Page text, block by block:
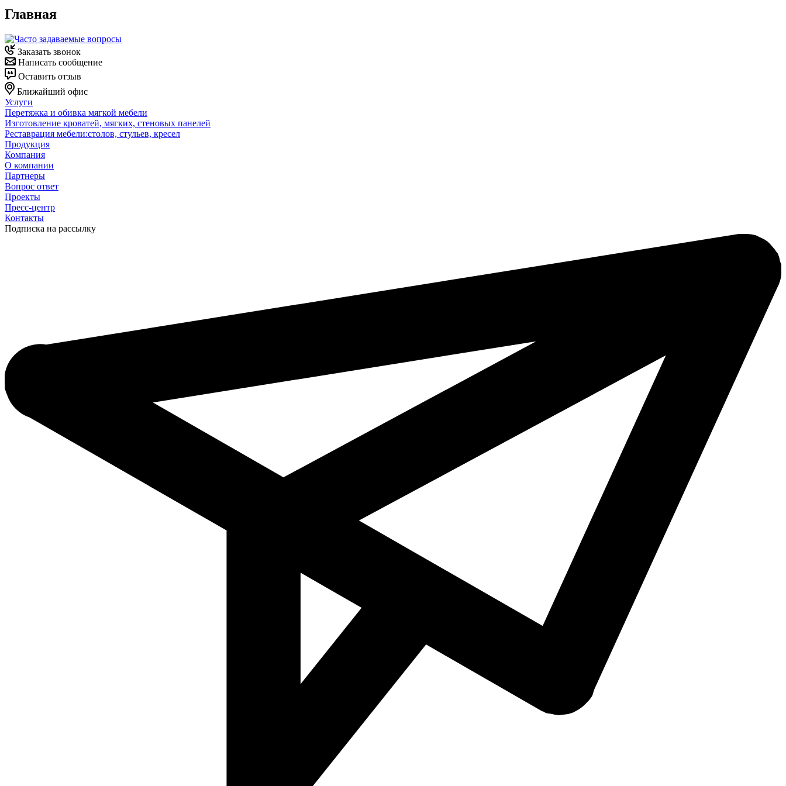
Главная
Заказать звонок
Написать сообщение
Оставить отзыв
Ближайший офис
Услуги
Перетяжка и обивка мягкой мебели
Изготовление кроватей, мягких, стеновых панелей
Реставрация мебели:столов, стульев, кресел
Продукция
Компания
О компании
Партнеры
Вопрос ответ
Проекты
Пресс-центр
Контакты
Подписка на рассылку